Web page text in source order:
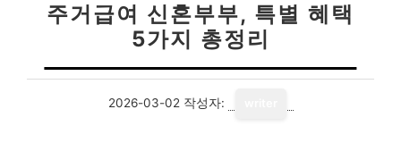
주거급여 신혼부부, 특별 혜택
5가지 총정리
2026-03-02 작성자: